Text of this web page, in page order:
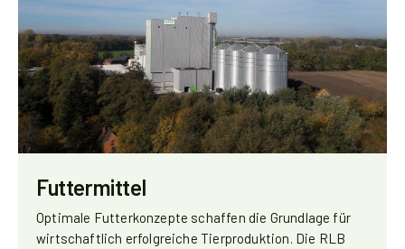
Futtermittel
Optimale Futterkonzepte schaffen die Grundlage für
wirtschaftlich erfolgreiche Tierproduktion. Die RLB